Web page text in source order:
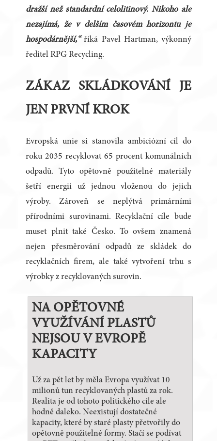
dražší než standardní celolitinový. Nikoho ale
nezajímá, že v delším časovém horizontu je
hospodárnější,“říká Pavel Hartman, výkonný
ředitel RPG Recycling.
ZÁKAZ SKLÁDKOVÁNÍ JE
JEN PRVNÍ KROK
Evropská unie si stanovila ambiciózní cíl do
roku 2035 recyklovat 65 procent komunálních
odpadů. Tyto opětovně použitelné materiály
šetří energii už jednou vloženou do jejich
výroby. Zároveň se neplýtvá primárními
přírodními surovinami. Recyklační cíle bude
muset plnit také Česko. To ovšem znamená
nejen přesměrování odpadů ze skládek do
recyklačních firem, ale také vytvoření trhu s
výrobky z recyklovaných surovin.
NA OPĚTOVNÉ
VYUŽÍVÁNÍ PLASTŮ
NEJSOU V EVROPĚ
KAPACITY
Už za pět let by měla Evropa využívat 10
milionů tun recyklovaných plastů za rok.
Realita je od tohoto politického cíle ale
hodně daleko. Neexistují dostatečné
kapacity, které by staré plasty přetvořily do
opětovně použitelné formy. Stačí se podívat